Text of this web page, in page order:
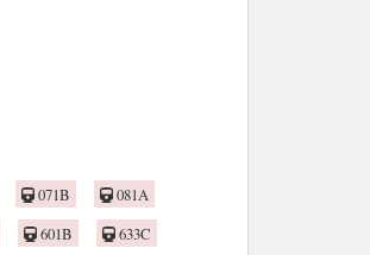
071B
081A
601B
633C